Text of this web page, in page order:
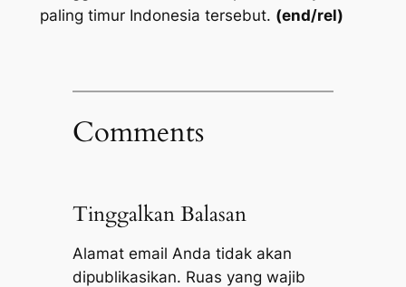
paling timur Indonesia tersebut. (end/rel)
Comments
Tinggalkan Balasan
Alamat email Anda tidak akan
dipublikasikan. Ruas yang wajib